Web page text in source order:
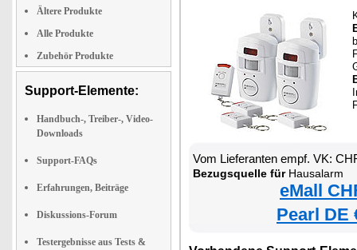
Ältere Produkte
Alle Produkte
Zubehör Produkte
Support-Elemente:
Handbuch-, Treiber-, Video-
Downloads
Support-FAQs
Erfahrungen, Beiträge
Diskussions-Forum
Testergebnisse aus Tests &
Vom Lieferanten empf. VK:
Bezugsquelle fürHausalarm
eMall
Pearl DE